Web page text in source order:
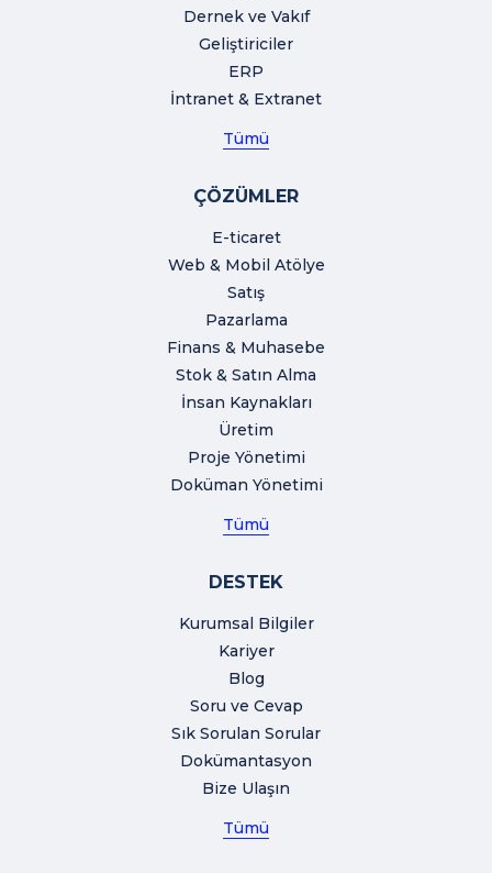
Dernek ve Vakıf
Geliştiriciler
ERP
İntranet & Extranet
Tümü
ÇÖZÜMLER
E-ticaret
Web & Mobil Atölye
Satış
Pazarlama
Finans & Muhasebe
Stok & Satın Alma
İnsan Kaynakları
Üretim
Proje Yönetimi
Doküman Yönetimi
Tümü
DESTEK
Kurumsal Bilgiler
Kariyer
Blog
Soru ve Cevap
Sık Sorulan Sorular
Dokümantasyon
Bize Ulaşın
Tümü